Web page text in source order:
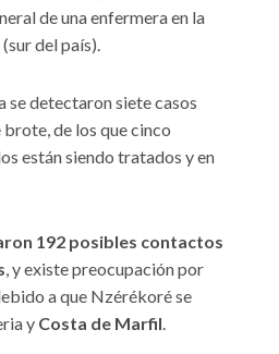
de una enfermera en la
(sur del país).
se detectaron siete casos
de los que cinco
están siendo tratados y en
192 posibles contactos
, y existe preocupación por
a que Nzérékoré se
y Costa de Marfil.